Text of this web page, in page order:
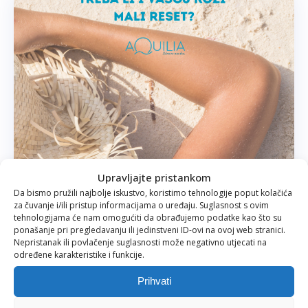
Upravljajte pristankom
Da bismo pružili najbolje iskustvo, koristimo tehnologije poput kolačića
za čuvanje i/ili pristup informacijama o uređaju. Suglasnost s ovim
tehnologijama će nam omogućiti da obrađujemo podatke kao što su
ponašanje pri pregledavanju ili jedinstveni ID-ovi na ovoj web stranici.
Nepristanak ili povlačenje suglasnosti može negativno utjecati na
određene karakteristike i funkcije.
Prihvati
Povratak s mora:
Treba li i vašoj koži
mali reset?